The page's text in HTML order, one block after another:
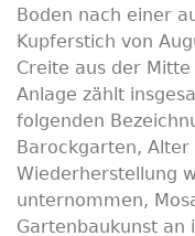
Boden nach einer
Kupferstich von
Creite aus der
Anlage zählt
folgenden
Barockgarten,
Wiederherstellung
unternommen,
Gartenbaukunst